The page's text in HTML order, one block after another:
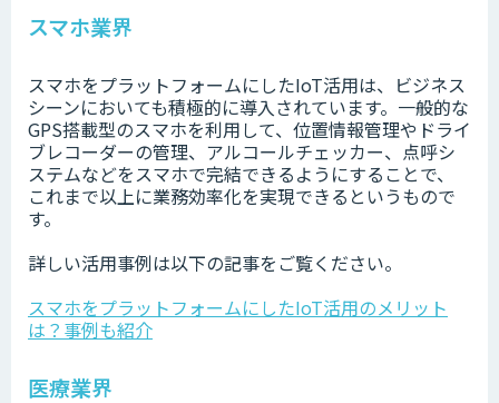
スマホ業界
スマホをプラットフォームにしたIoT活用は、ビジネス
シーンにおいても積極的に導入されています。一般的な
GPS搭載型のスマホを利用して、位置情報管理やドライ
ブレコーダーの管理、アルコールチェッカー、点呼シ
ステムなどをスマホで完結できるようにすることで、
これまで以上に業務効率化を実現できるというもので
す。
詳しい活用事例は以下の記事をご覧ください。
スマホをプラットフォームにしたIoT活用のメリット
は？事例も紹介
医療業界